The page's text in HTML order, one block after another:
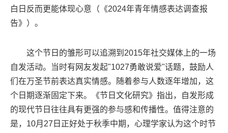
白日反而更能体现心意（《2024年青年情感表达调查报
告》）。
这个节日的雏形可以追溯到2015年社交媒体上的一场
自发活动。当时有网友发起"1027勇敢说爱"话题，鼓励人
们在万圣节前表达真实情感。随着参与人数逐年增加，这
个日期逐渐固定下来。《节日文化研究》指出，自发形成
的现代节日往往具有更强的参与感和传播性。值得注意的
是，10月27日正好处于秋季中期，心理学家认为这个时节